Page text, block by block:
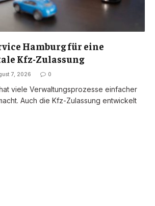
Hamburg für eine
Kfz-Zulassung
7, 2026 0
viele Verwaltungsprozesse einfacher
Auch die Kfz-Zulassung entwickelt